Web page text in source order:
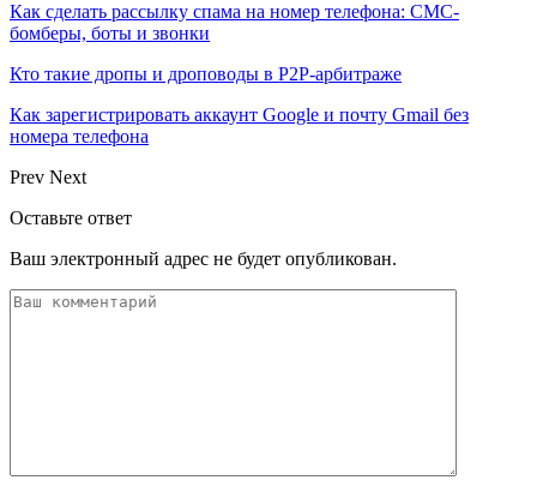
Как сделать рассылку спама на номер телефона: СМС-
бомберы, боты и звонки
Кто такие дропы и дроповоды в P2P-арбитраже
Как зарегистрировать аккаунт Google и почту Gmail без
номера телефона
Prev Next
Оставьте ответ
Ваш электронный адрес не будет опубликован.